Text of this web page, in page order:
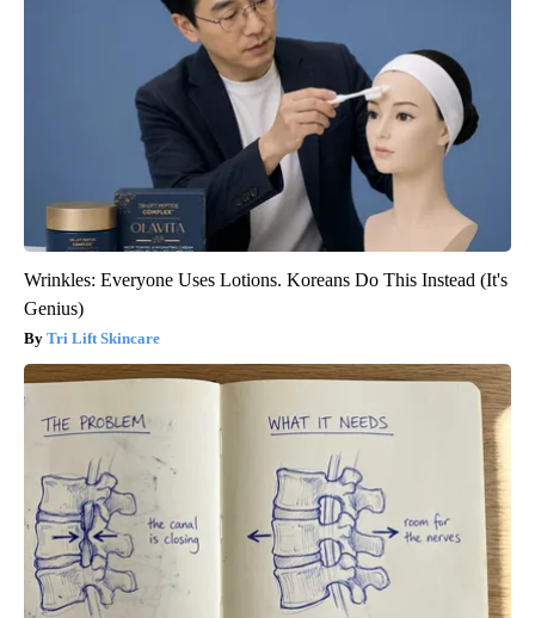
Wrinkles: Everyone Uses Lotions. Koreans Do This Instead (It's
Genius)
Tri Lift Skincare